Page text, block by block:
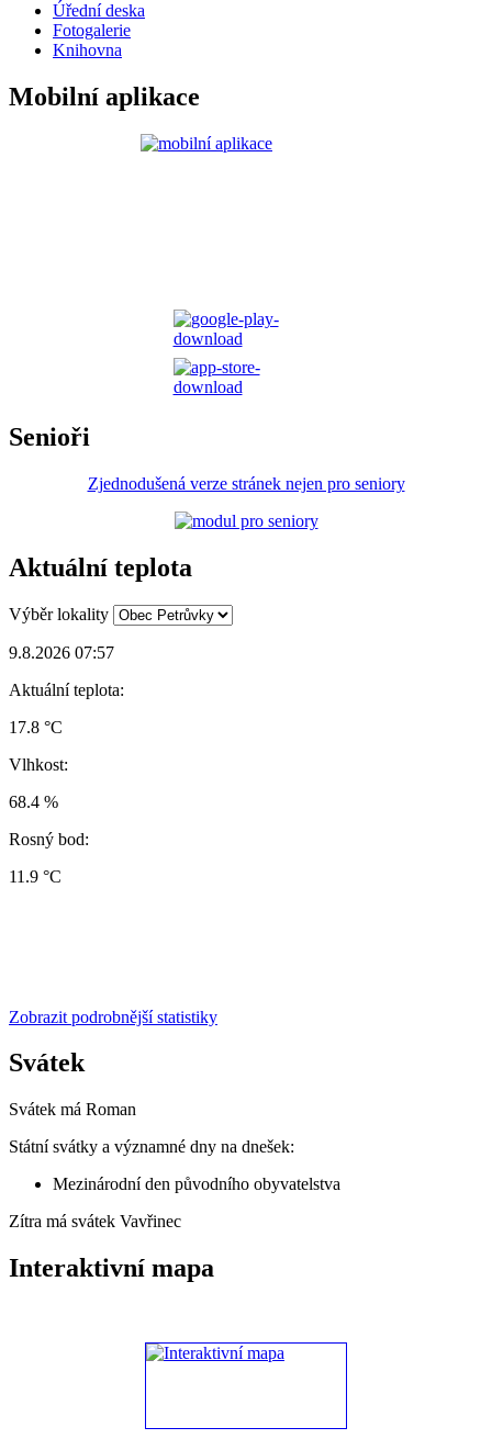
Úřední deska
Fotogalerie
Knihovna
Mobilní aplikace
Senioři
Zjednodušená verze stránek nejen pro seniory
Aktuální teplota
Výběr lokality
9.8.2026 07:57
Aktuální teplota:
17.8 °C
Vlhkost:
68.4 %
Rosný bod:
11.9 °C
Zobrazit podrobnější statistiky
Svátek
Svátek má Roman
Státní svátky a významné dny na dnešek:
Mezinárodní den původního obyvatelstva
Zítra má svátek Vavřinec
Interaktivní mapa